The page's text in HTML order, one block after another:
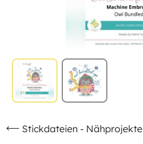
Stickdateien - Nähprojekte